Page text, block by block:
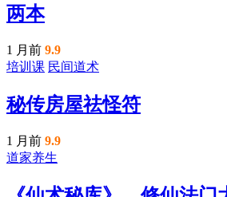
两本
1 月前 9.9
培训课 民间道术
秘传房屋祛怪符
1 月前 9.9
道家养生